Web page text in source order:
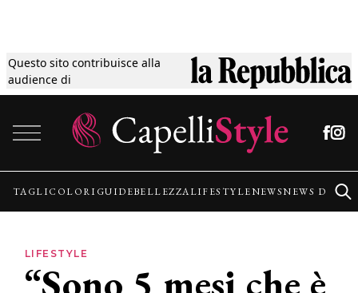
Questo sito contribuisce alla
audience di
Tagli
Colori
Guide
TAGLICOLORI GUIDEBELLEZZALIFESTYLENEWSNEWS
LIFESTYLE